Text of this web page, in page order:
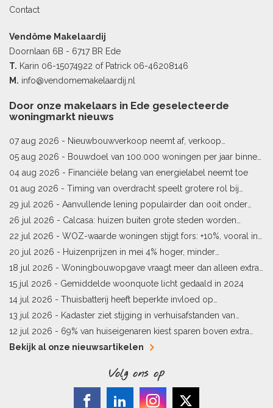
Contact
Vendôme Makelaardij
Doornlaan 6B - 6717 BR Ede
T. Karin 06-15074922 of Patrick 06-46208146
M. info@vendomemakelaardij.nl
Door onze makelaars in Ede geselecteerde
woningmarkt nieuws
07 aug 2026 - Nieuwbouwverkoop neemt af, verkoop
bestaande woningen stijgt
05 aug 2026 - Bouwdoel van 100.000 woningen per jaar binnen
bereik
04 aug 2026 - Financiële belang van energielabel neemt toe
01 aug 2026 - Timing van overdracht speelt grotere rol bij
woningprijs
29 jul 2026 - Aanvullende lening populairder dan ooit onder
starters
26 jul 2026 - Calcasa: huizen buiten grote steden worden
sneller meer waard
22 jul 2026 - WOZ-waarde woningen stijgt fors: +10%, vooral in
Limburg en Pekela
20 jul 2026 - Huizenprijzen in mei 4% hoger, minder
woningverkopen
18 jul 2026 - Woningbouwopgave vraagt meer dan alleen extra
vergunningen
15 jul 2026 - Gemiddelde woonquote licht gedaald in 2024
14 jul 2026 - Thuisbatterij heeft beperkte invloed op
energielabel
13 jul 2026 - Kadaster ziet stijging in verhuisafstanden van
kopers
12 jul 2026 - 69% van huiseigenaren kiest sparen boven extra
hypotheekaflossing
Bekijk al onze nieuwsartikelen
Volg ons op